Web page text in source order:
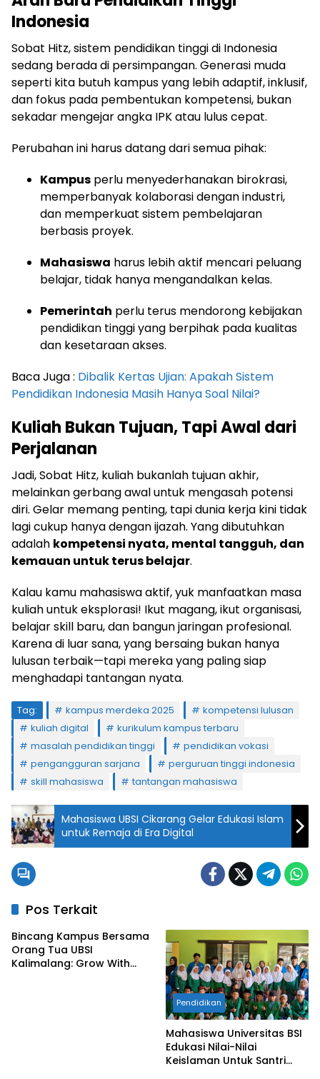
Indonesia
Sobat Hitz, sistem pendidikan tinggi di Indonesia
sedang berada di persimpangan. Generasi muda
seperti kita butuh kampus yang lebih adaptif, inklusif,
dan fokus pada pembentukan kompetensi, bukan
sekadar mengejar angka IPK atau lulus cepat.
Perubahan ini harus datang dari semua pihak:
Kampus perlu menyederhanakan birokrasi,
memperbanyak kolaborasi dengan industri,
dan memperkuat sistem pembelajaran
berbasis proyek.
Mahasiswa harus lebih aktif mencari peluang
belajar, tidak hanya mengandalkan kelas.
Pemerintah perlu terus mendorong kebijakan
pendidikan tinggi yang berpihak pada kualitas
dan kesetaraan akses.
Baca Juga : Dibalik Kertas Ujian: Apakah Sistem
Pendidikan Indonesia Masih Hanya Soal Nilai?
Kuliah Bukan Tujuan, Tapi Awal dari
Perjalanan
Jadi, Sobat Hitz, kuliah bukanlah tujuan akhir,
melainkan gerbang awal untuk mengasah potensi
diri. Gelar memang penting, tapi dunia kerja kini tidak
lagi cukup hanya dengan ijazah. Yang dibutuhkan
adalah kompetensi nyata, mental tangguh, dan
kemauan untuk terus belajar.
Kalau kamu mahasiswa aktif, yuk manfaatkan masa
kuliah untuk eksplorasi! Ikut magang, ikut organisasi,
belajar skill baru, dan bangun jaringan profesional.
Karena di luar sana, yang bersaing bukan hanya
lulusan terbaik—tapi mereka yang paling siap
menghadapi tantangan nyata.
Tag: kampus merdeka 2025
kompetensi lulusan
kuliah digital
kurikulum kampus terbaru
masalah pendidikan tinggi
pendidikan vokasi
pengangguran sarjana
perguruan tinggi indonesia
skill mahasiswa
tantangan mahasiswa
Mahasiswa UBSI Cikarang Gelar Edukasi Islam
untuk Remaja di Era Digital
Pos Terkait
Bincang Kampus Bersama
Orang Tua UBSI
Kalimalang: Grow With
Pendidikan
Mahasiswa Universitas BSI
Edukasi Nilai-Nilai
Keislaman Untuk Santri